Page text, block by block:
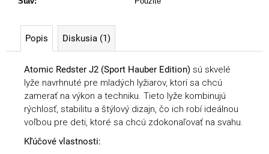
Popis Diskusia (1)
Atomic Redster J2 (Sport Hauber Edition) sú skvelé
lyže navrhnuté pre mladých lyžiarov, ktorí sa chcú
zamerať na výkon a techniku. Tieto lyže kombinujú
rýchlosť, stabilitu a štýlový dizajn, čo ich robí ideálnou
voľbou pre deti, ktoré sa chcú zdokonaľovať na svahu.
Kľúčové vlastnosti: